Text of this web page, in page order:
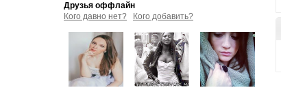
Друзья оффлайн
Кого давно нет?
Кого добавить?